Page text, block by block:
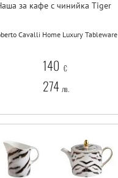
за кафе с чинийка Tiger
Cavalli Home Luxury Tableware
140 €
274 лв.